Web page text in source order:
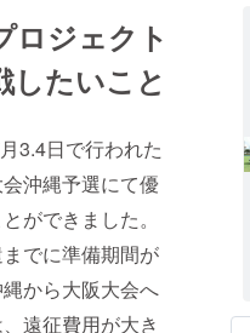
ロジェクト
したいこと
3.4日で行われた
沖縄予選にて優
ができました。
でに準備期間が
から大阪大会へ
遠征費用が大き